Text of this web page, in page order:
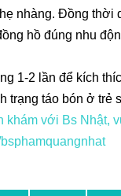
nhàng. Đồng thời
hồ đúng nhu
1-2 lần để kích
trạng táo bón ở trẻ
khám với Bs Nhật,
bsphamquangnhat